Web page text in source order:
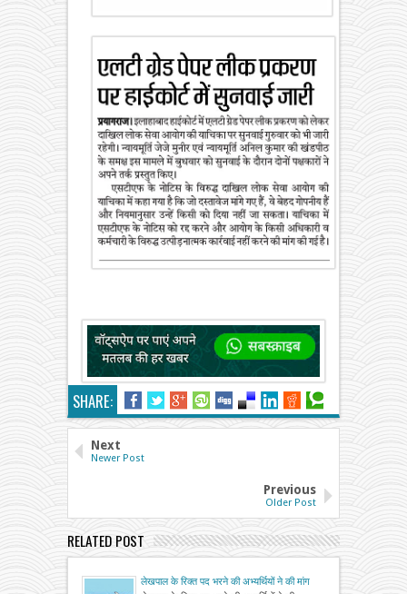
SHARE:
Next
Newer Post
Previous
Older Post
RELATED POST
लेखपाल के रिक्त पद भरने की अभ्यर्थियों ने की मांग